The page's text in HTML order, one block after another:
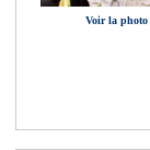
Voir la photo